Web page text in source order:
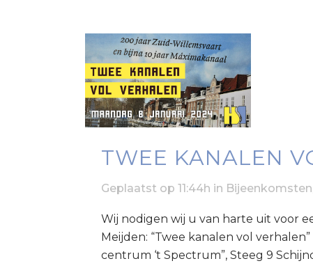
TWEE KANALEN
Geplaatst op 11:44h in Bijeenkomsten
Wij nodigen wij u van harte uit voor
Meijden: “Twee kanalen vol
centrum ‘t Spectrum”, Steeg 9